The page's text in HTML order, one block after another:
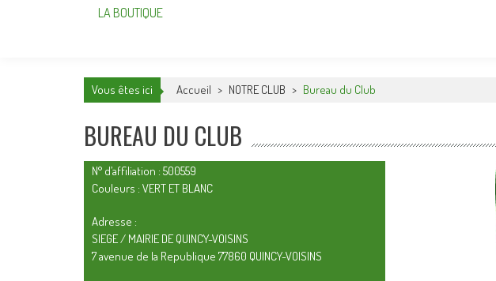
LA BOUTIQUE
Vous êtes ici Accueil > NOTRE CLUB > Bureau du Club
BUREAU DU CLUB
N° d’affiliation : 500559
Couleurs : VERT ET BLANC
Adresse :
SIEGE / MAIRIE DE QUINCY-VOISINS
7 avenue de la Republique 77860 QUINCY-VOISINS